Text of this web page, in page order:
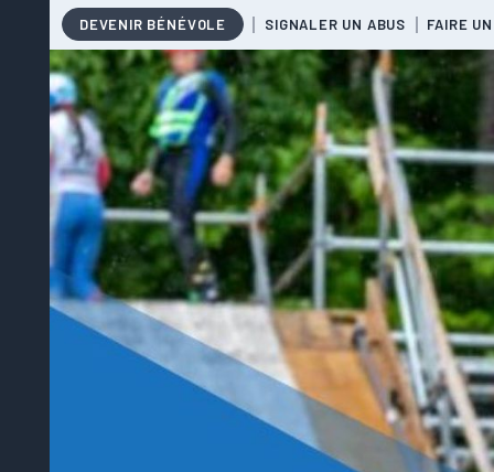
DEVENIR BÉNÉVOLE SIGNALER UN ABUS FAIRE